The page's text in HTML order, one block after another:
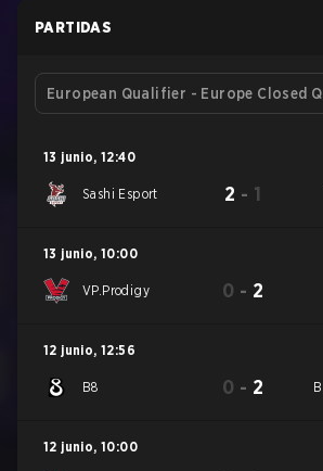
PARTIDAS
13 junio, 12:40
Sashi Esport 2 - 1
13 junio, 10:00
VP.Prodigy 0 - 2
12 junio, 12:56
B8 0 - 2
12 junio, 10:00